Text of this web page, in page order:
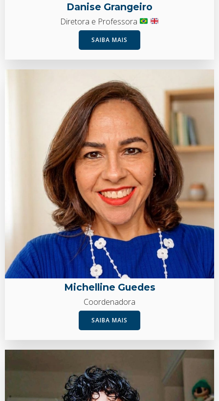
Danise Grangeiro
Diretora e Professora
SAIBA MAIS
Michelline Guedes
Coordenadora
SAIBA MAIS